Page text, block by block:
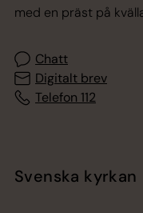
med en präst på
Chatt
Digitalt brev
Telefon 112
Svenska kyrkan